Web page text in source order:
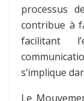
processus
contribue à
facilitant
s’implique
Le